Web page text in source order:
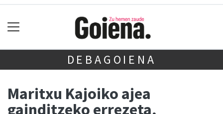
DEBAGOIENA
Maritxu Kajoiko ajea
gainditzeko errezeta,